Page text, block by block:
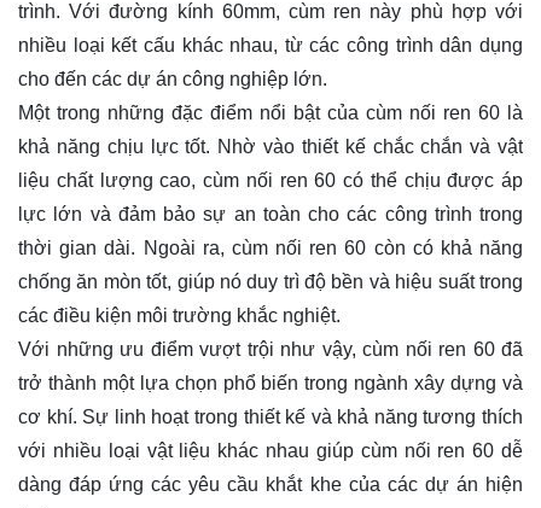
trình. Với đường kính 60mm, cùm ren này phù hợp với
nhiều loại kết cấu khác nhau, từ các công trình dân dụng
cho đến các dự án công nghiệp lớn.
Một trong những đặc điểm nổi bật của cùm nối ren 60 là
khả năng chịu lực tốt. Nhờ vào thiết kế chắc chắn và vật
liệu chất lượng cao, cùm nối ren 60 có thể chịu được áp
lực lớn và đảm bảo sự an toàn cho các công trình trong
thời gian dài. Ngoài ra, cùm nối ren 60 còn có khả năng
chống ăn mòn tốt, giúp nó duy trì độ bền và hiệu suất trong
các điều kiện môi trường khắc nghiệt.
Với những ưu điểm vượt trội như vậy, cùm nối ren 60 đã
trở thành một lựa chọn phổ biến trong ngành xây dựng và
cơ khí. Sự linh hoạt trong thiết kế và khả năng tương thích
với nhiều loại vật liệu khác nhau giúp cùm nối ren 60 dễ
dàng đáp ứng các yêu cầu khắt khe của các dự án hiện